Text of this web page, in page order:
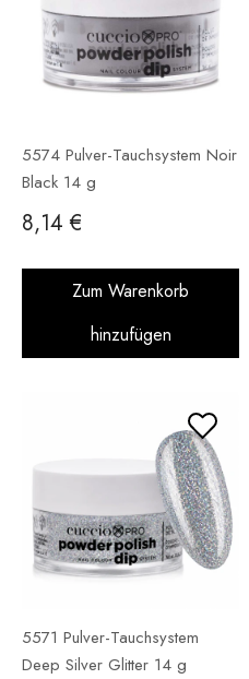
5574 Pulver-Tauchsystem Noir
Black 14 g
8,14 €
Zum Warenkorb
hinzufügen
5571 Pulver-Tauchsystem
Deep Silver Glitter 14 g